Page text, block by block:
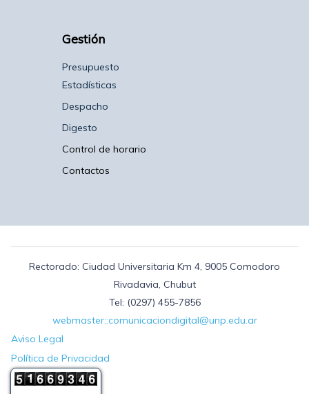
Gestión
Presupuesto
Estadísticas
Despacho
Digesto
Control de horario
Contactos
Rectorado: Ciudad Universitaria Km 4, 9005 Comodoro
Rivadavia, Chubut
Tel: (0297) 455-7856
webmaster::comunicaciondigital@unp.edu.ar
Aviso Legal
Política de Privacidad